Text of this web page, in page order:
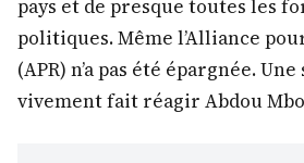
pays et de presque toutes les
politiques. Même l’Alliance
(APR) n’a pas été épargnée.
vivement fait réagir Abdou